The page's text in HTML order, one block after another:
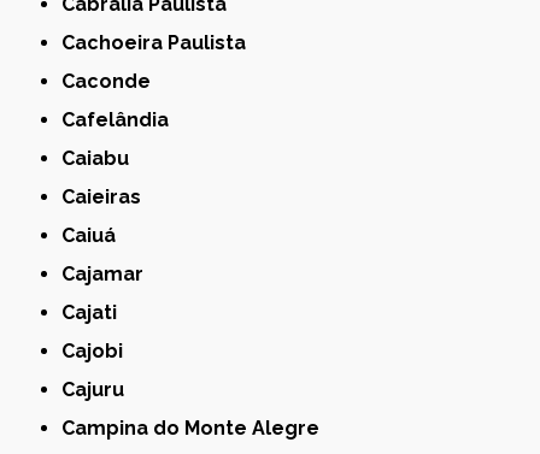
Cachoeira Paulista
Caconde
Cafelândia
Caiabu
Caieiras
Caiuá
Cajamar
Cajati
Cajobi
Cajuru
Campina do Monte Alegre